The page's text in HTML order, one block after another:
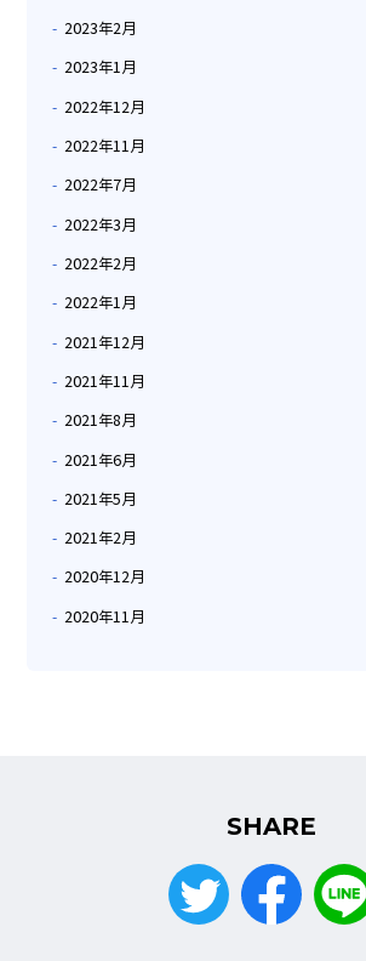
2023年2月
2023年1月
2022年12月
2022年11月
2022年7月
2022年3月
2022年2月
2022年1月
2021年12月
2021年11月
2021年8月
2021年6月
2021年5月
2021年2月
2020年12月
2020年11月
SHARE